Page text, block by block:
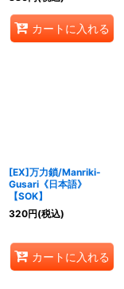
カートに入れる
[EX]万力鎖/Manriki-
Gusari《日本語》
【SOK】
320円(税込)
カートに入れる